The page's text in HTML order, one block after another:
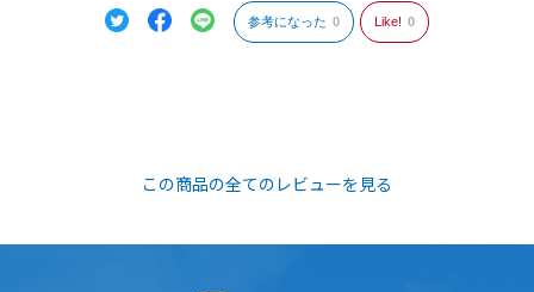
参考になった 0 Like! 0
この商品の全てのレビューを見る